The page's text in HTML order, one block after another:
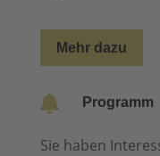
Mehr dazu
 Programm
Sie haben